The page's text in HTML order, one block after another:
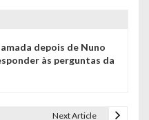
depois de Nuno
às perguntas da
Next Article